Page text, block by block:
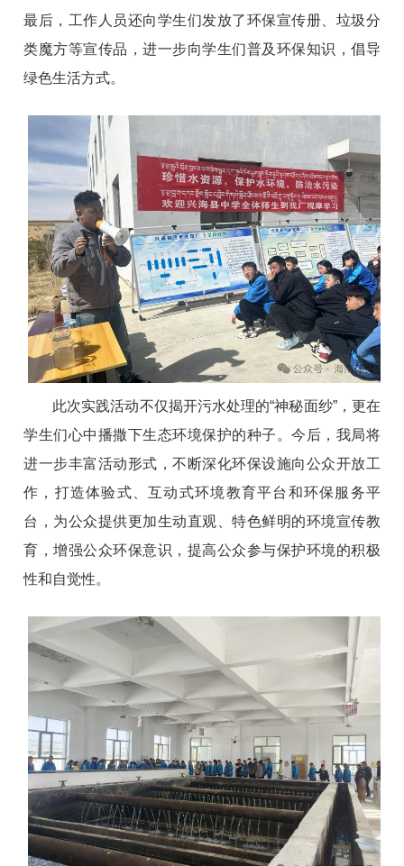
最后，工作人员还向学生们发放了环保宣传册、垃圾分
类魔方等宣传品，进一步向学生们普及环保知识，倡导
绿色生活方式。
此次实践活动不仅揭开污水处理的“神秘面纱”，更在
学生们心中播撒下生态环境保护的种子。今后，我局将
进一步丰富活动形式，不断深化环保设施向公众开放工
作，打造体验式、互动式环境教育平台和环保服务平
台，为公众提供更加生动直观、特色鲜明的环境宣传教
育，增强公众环保意识，提高公众参与保护环境的积极
性和自觉性。